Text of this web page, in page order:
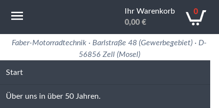
Motorradtechnik Erfahrung in 50 Jahren
Faber-Motorradtechnik · Barlstraße 48 (Gewerbegebiet) · D-
56856 Zell (Mosel)
Start
Über uns in über 50 Jahren.
Ihr Warenkorb
0,00 €
0